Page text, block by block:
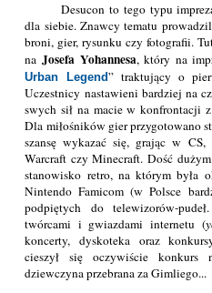
Desucon to tego typu
dla siebie. Znawcy tematu
broni, gier, rysunku czy fotografii.
na Josefa Yohannesa, który na
Urban Legend” traktujący o
Uczestnicy nastawieni bardziej na
swych sił na macie w konfrontacji
Dla miłośników gier przygotowano
szansę wykazać się, grając w
Warcraft czy Minecraft. Dość
stanowisko retro, na którym była
Nintendo Famicom (w Polsce
podpiętych do telewizorów-
twórcami i gwiazdami internetu (
koncerty, dyskoteka oraz
cieszył się oczywiście konkurs
dziewczyna przebrana za Gimliego...